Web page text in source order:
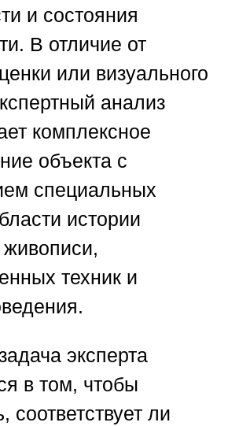
и состояния
В отличие от
или визуального
анализ
комплексное
объекта с
специальных
истории
живописи,
техник и
эксперта
в том, чтобы
соответствует ли